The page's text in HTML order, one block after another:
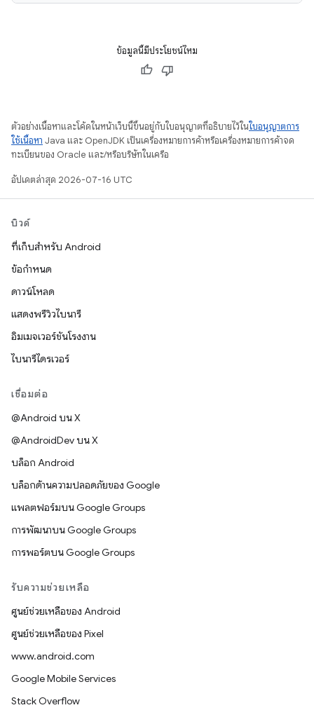
ข้อมูลนี้มีประโยชน์ไหม
ตัวอย่างเนื้อหาและโค้ดในหน้าเว็บนี้ขึ้นอยู่กับใบอนุญาตที่อธิบายไว้ในใบอนุญาตการ
ใช้เนื้อหา Java และ OpenJDK เป็นเครื่องหมายการค้าหรือเครื่องหมายการค้าจด
ทะเบียนของ Oracle และ/หรือบริษัทในเครือ
อัปเดตล่าสุด 2026-07-16 UTC
บิวด์
ที่เก็บสำหรับ Android
ข้อกำหนด
ดาวน์โหลด
แสดงพรีวิวไบนารี
อิมเมจเวอร์ชันโรงงาน
ไบนารีไดรเวอร์
เชื่อมต่อ
@Android บน X
@AndroidDev บน X
บล็อก Android
บล็อกด้านความปลอดภัยของ Google
แพลตฟอร์มบน Google Groups
การพัฒนาบน Google Groups
การพอร์ตบน Google Groups
รับความช่วยเหลือ
ศูนย์ช่วยเหลือของ Android
ศูนย์ช่วยเหลือของ Pixel
www.android.com
Google Mobile Services
Stack Overflow